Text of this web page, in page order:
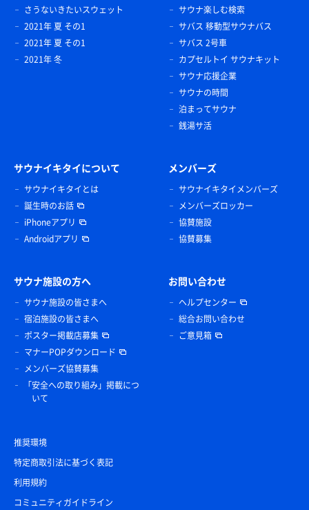
さうないきたいスウェット
2021年 夏 その1
2021年 夏 その1
2021年 冬
サウナ楽しむ検索
サバス 移動型サウナバス
サバス 2号車
カプセルトイ サウナキット
サウナ応援企業
サウナの時間
泊まってサウナ
銭湯サ活
サウナイキタイについて
サウナイキタイとは
誕生時のお話
iPhoneアプリ
Androidアプリ
メンバーズ
サウナイキタイメンバーズ
メンバーズロッカー
協賛施設
協賛募集
サウナ施設の方へ
サウナ施設の皆さまへ
宿泊施設の皆さまへ
ポスター掲載店募集
マナーPOPダウンロード
メンバーズ協賛募集
「安全への取り組み」掲載につ
いて
お問い合わせ
ヘルプセンター
総合お問い合わせ
ご意見箱
推奨環境
特定商取引法に基づく表記
利用規約
コミュニティガイドライン